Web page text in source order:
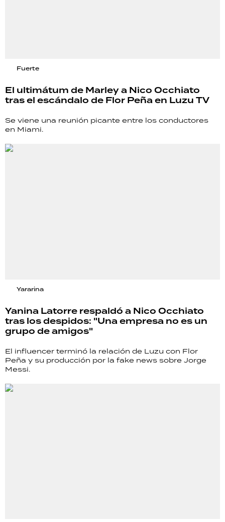
Fuerte
El ultimátum de Marley a Nico Occhiato
tras el escándalo de Flor Peña en Luzu TV
Se viene una reunión picante entre los conductores
en Miami.
Yararina
Yanina Latorre respaldó a Nico Occhiato
tras los despidos: "Una empresa no es un
grupo de amigos"
El influencer terminó la relación de Luzu con Flor
Peña y su producción por la fake news sobre Jorge
Messi.